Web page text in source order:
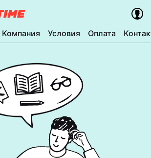
Компания Условия Оплата